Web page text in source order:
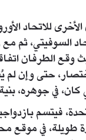
الأخرى للاتحاد
السوفيتي، ثم
وقع الطرفان
حتى وإن لم
كان، في جوهره،
فيتسم
طويلة، في موقع